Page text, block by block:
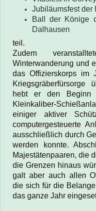
Jubiläumsfest der
Ball der Könige
Dalhausen
teil.
Zudem
Winterwanderung und
das Offizierskorps im
Kriegsgräberfürsorge
hebt er den Beginn
Kleinkaliber-
einiger aktiver
computergesteuerte
ausschließlich durch
werden konnte.
Majestätenpaaren, die
die Grenzen hinaus
galt aber auch allen
die sich für die
das ganze Jahr